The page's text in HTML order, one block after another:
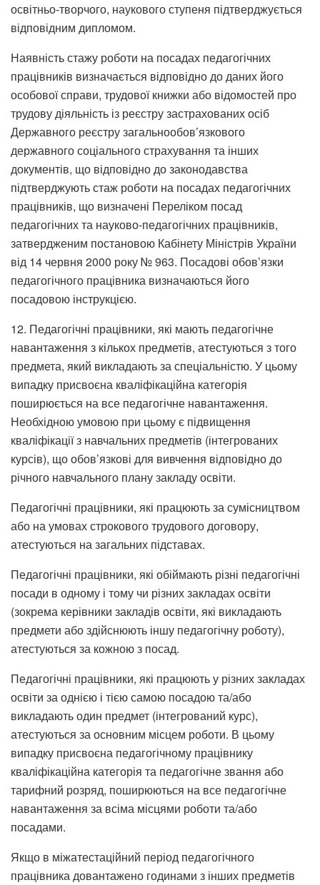
освітньо-творчого, наукового ступеня підтверджується
відповідним дипломом.
Наявність стажу роботи на посадах педагогічних
працівників визначається відповідно до даних його
особової справи, трудової книжки або відомостей про
трудову діяльність із реєстру застрахованих осіб
Державного реєстру загальнообов’язкового
державного соціального страхування та інших
документів, що відповідно до законодавства
підтверджують стаж роботи на посадах педагогічних
працівників, що визначені Переліком посад
педагогічних та науково-педагогічних працівників,
затвердженим постановою Кабінету Міністрів України
від 14 червня 2000 року № 963. Посадові обов’язки
педагогічного працівника визначаються його
посадовою інструкцією.
12. Педагогічні працівники, які мають педагогічне
навантаження з кількох предметів, атестуються з того
предмета, який викладають за спеціальністю. У цьому
випадку присвоєна кваліфікаційна категорія
поширюється на все педагогічне навантаження.
Необхідною умовою при цьому є підвищення
кваліфікації з навчальних предметів (інтегрованих
курсів), що обов’язкові для вивчення відповідно до
річного навчального плану закладу освіти.
Педагогічні працівники, які працюють за сумісництвом
або на умовах строкового трудового договору,
атестуються на загальних підставах.
Педагогічні працівники, які обіймають різні педагогічні
посади в одному і тому чи різних закладах освіти
(зокрема керівники закладів освіти, які викладають
предмети або здійснюють іншу педагогічну роботу),
атестуються за кожною з посад.
Педагогічні працівники, які працюють у різних закладах
освіти за однією і тією самою посадою та/або
викладають один предмет (інтегрований курс),
атестуються за основним місцем роботи. В цьому
випадку присвоєна педагогічному працівнику
кваліфікаційна категорія та педагогічне звання або
тарифний розряд, поширюються на все педагогічне
навантаження за всіма місцями роботи та/або
посадами.
Якщо в міжатестаційний період педагогічного
працівника довантажено годинами з інших предметів